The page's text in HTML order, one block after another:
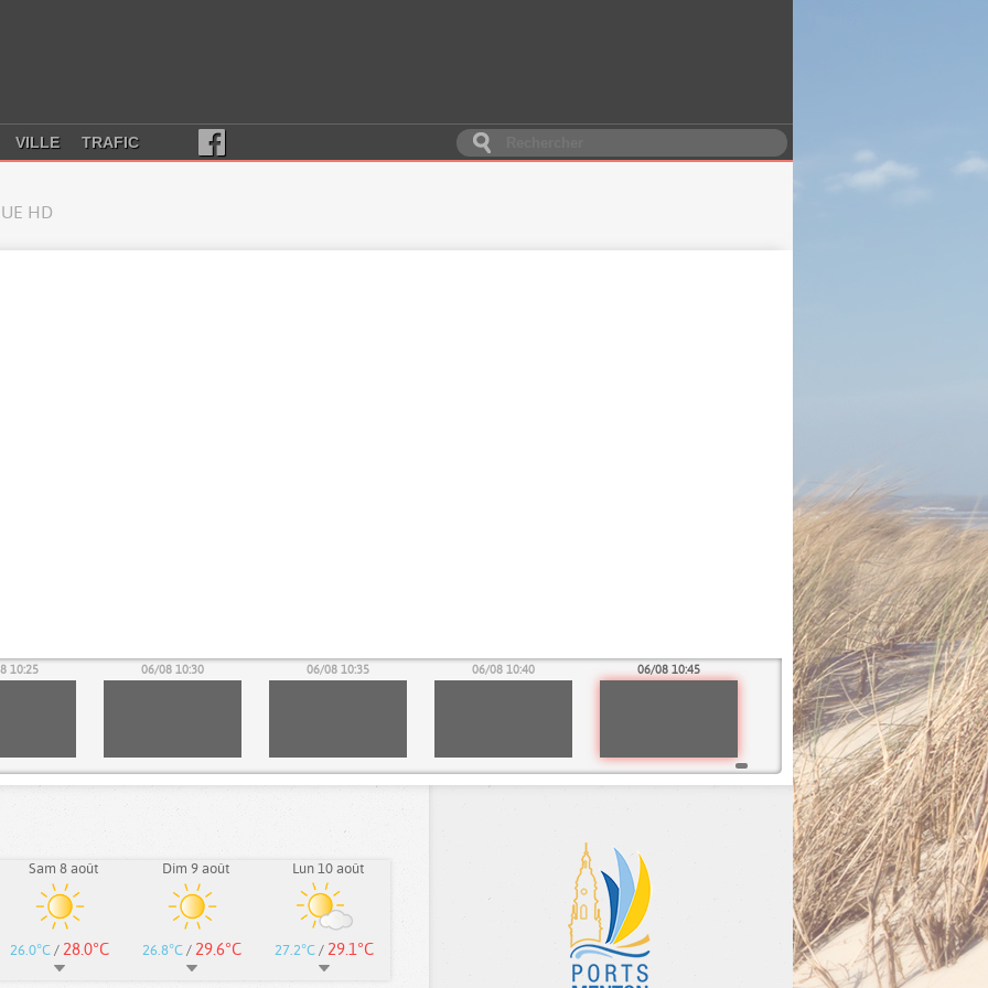
VILLE TRAFIC
HD
10:25 06/08 10:30 06/08 10:35 06/08 10:40 06/08 10:45
Sam 8 août
26.0°C / 28.0°C
Dim 9 août
26.8°C / 29.6°C
Lun 10 août
27.2°C / 29.1°C